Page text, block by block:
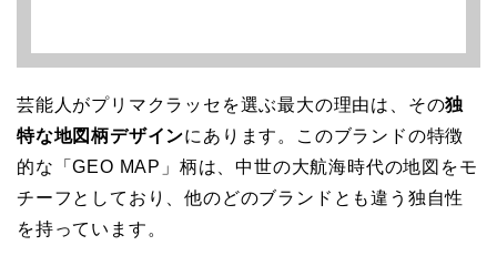
芸能人がプリマクラッセを選ぶ最大の理由は、その独
特な地図柄デザインにあります。このブランドの特徴
的な「GEO MAP」柄は、中世の大航海時代の地図をモ
チーフとしており、他のどのブランドとも違う独自性
を持っています。